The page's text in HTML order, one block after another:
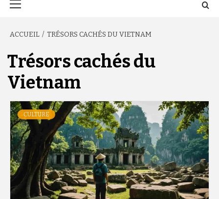
ACCUEIL TRÉSORS CACHÉS DU VIETNAM
Trésors cachés du
Vietnam
CULTURE